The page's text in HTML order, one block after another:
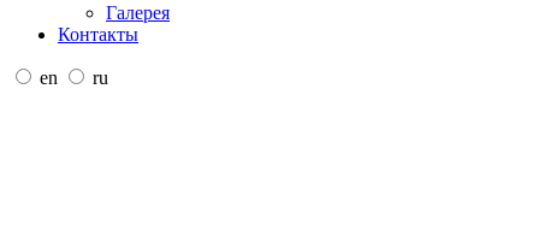
Галерея
Контакты
en ru